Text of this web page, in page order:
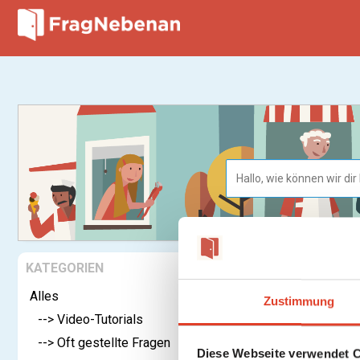
Zustimmung
Diese Webseite verwendet
KATEGORIEN
Alles
--> Video-Tutorials
--> Oft gestellte Fragen
Warum
Du